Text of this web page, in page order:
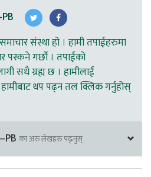
संस्था हो । हामी तपाईहरुमा
पस्कने गर्छौ । तपाईको
सधै ग्रह्य छ । हामीलाई
थप पढ्न तल क्लिक गर्नुहोस्
का अरु लेखहरु पढ्नुस्